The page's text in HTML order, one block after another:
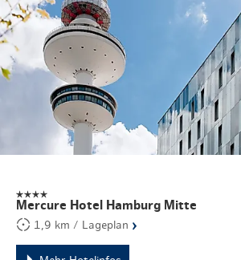
Mercure Hotel Hamburg Mitte
1,9 km / Lageplan ›